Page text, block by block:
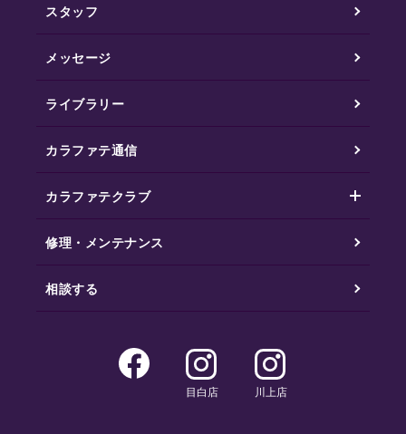
スタッフ
メッセージ
ライブラリー
カラファテ通信
カラファテクラブ
修理・メンテナンス
相談する
目白店 川上店